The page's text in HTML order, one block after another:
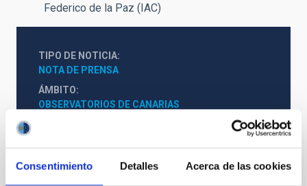
Consentimiento Detalles Acerca de las cookies
Federico de la Paz (IAC)
TIPO DE NOTICIA
NOTA DE PRENSA
ÁMBITO
OBSERVATORIOS DE CANARIAS
Público general Medios de comunicación